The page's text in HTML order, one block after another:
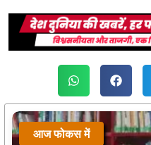
आज फोकस में